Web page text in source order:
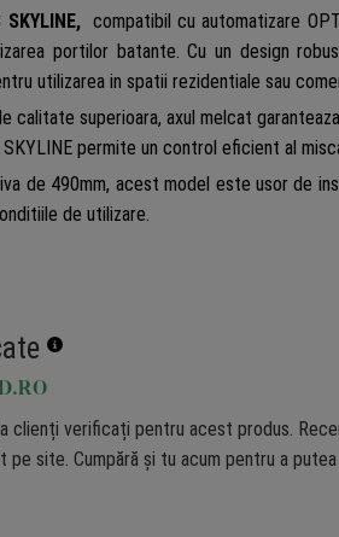
SKYLINE, compatibil cu automatizare
portilor batante. Cu un design
utilizarea in spatii rezidentiale sau
calitate superioara, axul melcat
permite un control eficient al
de 490mm, acest model este usor de
de utilizare.
clienți verificați pentru acest produs.
pe site. Cumpără și tu acum pentru a